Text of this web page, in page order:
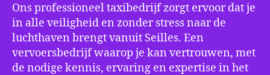
Ons professioneel taxibedrijf zorgt ervoor dat je
in alle veiligheid en zonder stress naar de
luchthaven brengt vanuit Seilles. Een
vervoersbedrijf waarop je kan vertrouwen, met
de nodige kennis, ervaring en expertise in het